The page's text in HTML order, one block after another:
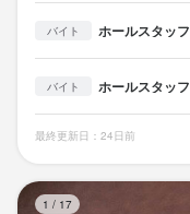
バイト ホールスタッフ
バイト ホールスタッフ
最終更新日：24日前
1 / 17